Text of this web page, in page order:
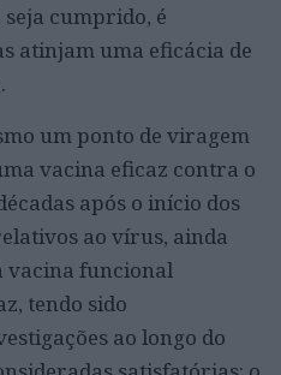
cumprido, é
atinjam uma eficácia de
um ponto de viragem
vacina eficaz contra o
após o início dos
ao vírus, ainda
vacina funcional
tendo sido
ao longo do